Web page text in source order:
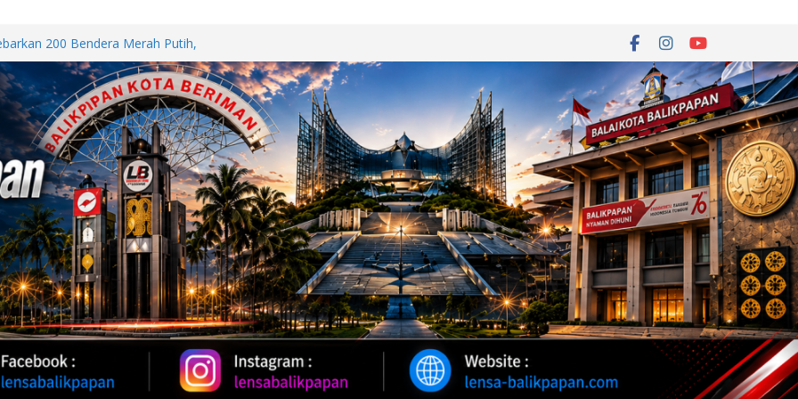
Kaltim Bantu Penanganan
200 Bendera Merah Putih,
HUT ke-81 RI
Oil 2026, Kapolda Kaltim
Karhutla
DI JALAN PATTIMURA
WARGA MINTA SEGERA
Kemitraan dengan
Melalui Silaturahmi dan